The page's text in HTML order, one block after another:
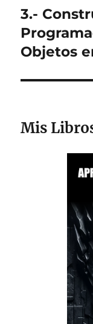
Entrada
siguiente:
3.-
Objetos
Mis